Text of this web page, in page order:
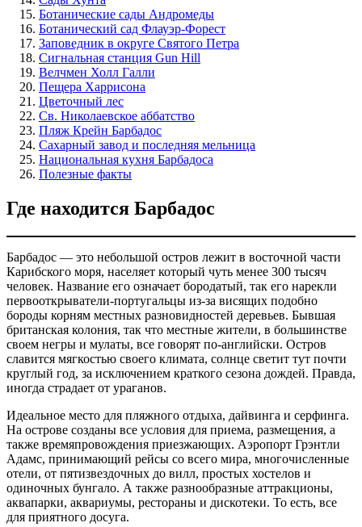
Ботанические сады Андромеды
Ботанический сад Флауэр-Форест
Заповедник в округе Святого Петра
Сигнальная станция Gun Hill
Велчмен Холл Галли
Пещера Харрисона
Цветочный лес
Св. Николаевское аббатство
Пляж Крейн Барбадос
Сахарный завод и последняя мельница
Национальная кухня Барбадоса
Полезные факты
Где находится Барбадос
Барбадос — это небольшой остров лежит в восточной части
Карибского моря, населяет который чуть менее 300 тысяч
человек. Название его означает бородатый, так его нарекли
первооткрыватели-португальцы из-за висящих подобно
бороды корням местных разновидностей деревьев. Бывшая
британская колония, так что местные жители, в большинстве
своем негры и мулаты, все говорят по-английски. Остров
славится мягкостью своего климата, солнце светит тут почти
круглый год, за исключением краткого сезона дождей. Правда,
иногда страдает от ураганов.
Идеальное место для пляжного отдыха, дайвинга и серфинга.
На острове созданы все условия для приема, размещения, а
также времяпровождения приезжающих. Аэропорт Грэнтли
Адамс, принимающий рейсы со всего мира, многочисленные
отели, от пятизвездочных до вилл, простых хостелов и
одиночных бунгало. А также разнообразные аттракционы,
аквапарки, аквариумы, рестораны и дискотеки. То есть, все
для приятного досуга.